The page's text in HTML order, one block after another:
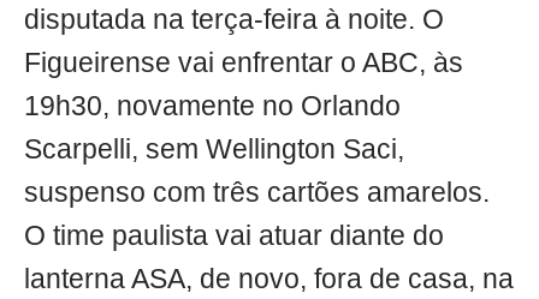
disputada na terça-feira à noite. O
Figueirense vai enfrentar o ABC, às
19h30, novamente no Orlando
Scarpelli, sem Wellington Saci,
suspenso com três cartões amarelos.
O time paulista vai atuar diante do
lanterna ASA, de novo, fora de casa, na